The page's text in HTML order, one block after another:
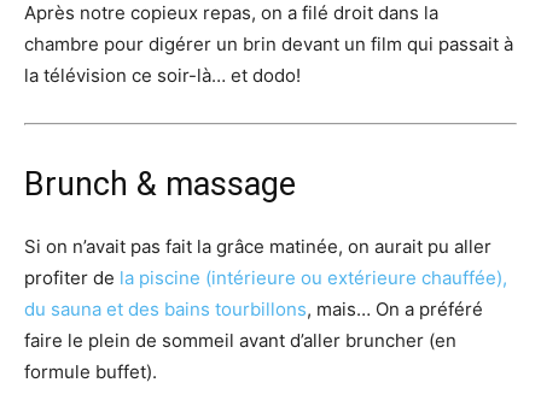
Après notre copieux repas, on a filé droit dans la
chambre pour digérer un brin devant un film qui passait à
la télévision ce soir-là… et dodo!
Brunch & massage
Si on n’avait pas fait la grâce matinée, on aurait pu aller
profiter de la piscine (intérieure ou extérieure chauffée),
du sauna et des bains tourbillons, mais… On a préféré
faire le plein de sommeil avant d’aller bruncher (en
formule buffet).